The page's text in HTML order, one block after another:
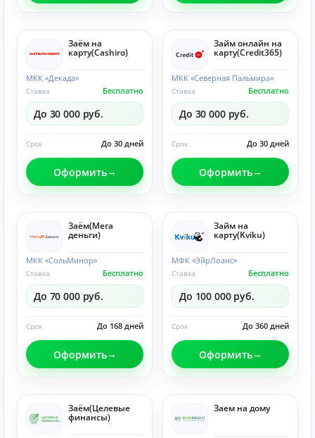
Заём на
карту(Cashiro)
МКК «Декада»
Бесплатно
Ставка
До 30 000 руб.
До 30 дней
Срок
Оформить
Займ онлайн на
карту(Credit365)
МКК «Северная Пальмира»
Бесплатно
Ставка
До 30 000 руб.
До 30 дней
Срок
Оформить
Заём(Мега
деньги)
МКК «СольМинор»
Бесплатно
Ставка
До 70 000 руб.
До 168 дней
Срок
Оформить
Займ на
карту(Kviku)
МФК «ЭйрЛоанс»
Бесплатно
Ставка
До 100 000 руб.
До 360 дней
Срок
Оформить
Заём(Целевые
финансы)
Заем на дому